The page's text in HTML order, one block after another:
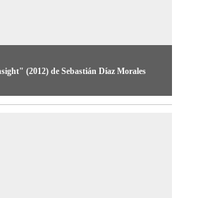
(2012) de Sebastián Díaz Morales
o vídeo de Sebastián Díaz Morales